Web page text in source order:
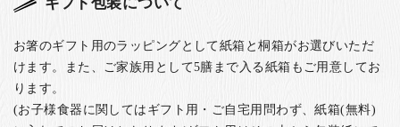
ギフト包装について
お箸のギフト用のラッピングとして紙箱と桐箱がお選びいただ
けます。また、ご家族用として5膳まで入る紙箱もご用意してお
ります。
(お子様食器に関してはギフト用・ご自宅用問わず、紙箱(無料)